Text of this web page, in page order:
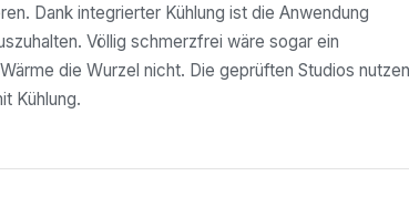
Dank integrierter Kühlung ist die Anwendung
Völlig schmerzfrei wäre sogar ein
die Wurzel nicht. Die geprüften Studios nutzen
Kühlung.